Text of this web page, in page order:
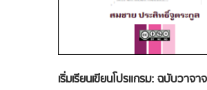
เริ่มเรียนเขียนโปรแกรม: ฉบับวาจา